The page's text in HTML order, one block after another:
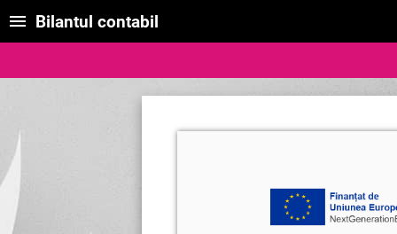
Bilantul contabil